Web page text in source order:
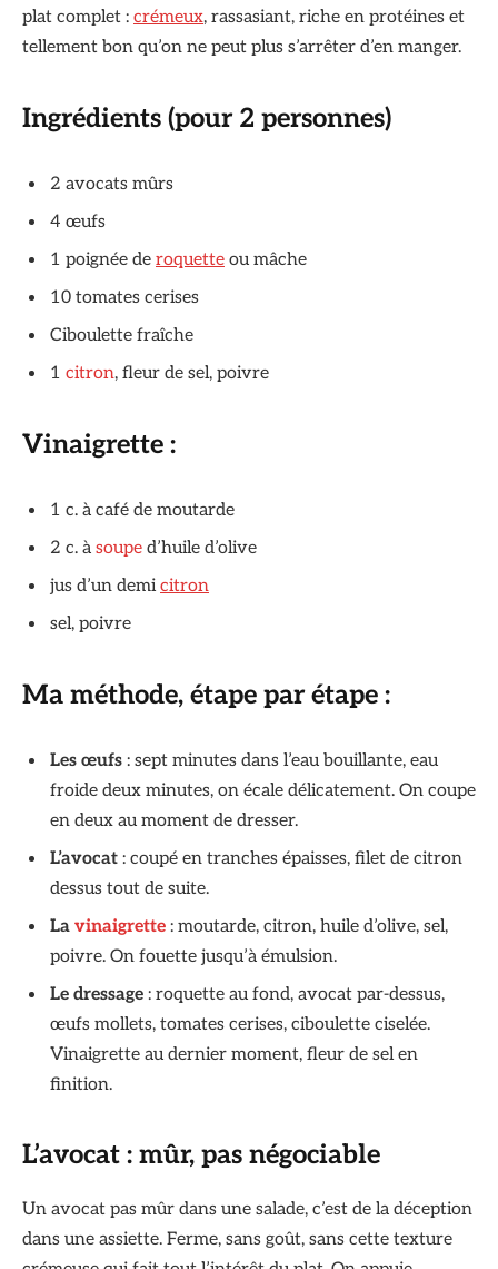
plat complet : crémeux, rassasiant, riche en protéines et
tellement bon qu’on ne peut plus s’arrêter d’en manger.
Ingrédients (pour 2 personnes)
2 avocats mûrs
4 œufs
1 poignée de roquette ou mâche
10 tomates cerises
Ciboulette fraîche
1 citron, fleur de sel, poivre
Vinaigrette :
1 c. à café de moutarde
2 c. à soupe d’huile d’olive
jus d’un demicitron
sel, poivre
Ma méthode, étape par étape :
Les œufs : sept minutes dans l’eau bouillante, eau
froide deux minutes, on écale délicatement. On coupe
en deux au moment de dresser.
L’avocat : coupé en tranches épaisses, filet de citron
dessus tout de suite.
La vinaigrette : moutarde, citron, huile d’olive, sel,
poivre. On fouette jusqu’à émulsion.
Le dressage : roquette au fond, avocat par-dessus,
œufs mollets, tomates cerises, ciboulette ciselée.
Vinaigrette au dernier moment, fleur de sel en
finition.
L’avocat : mûr, pas négociable
Un avocat pas mûr dans une salade, c’est de la déception
dans une assiette. Ferme, sans goût, sans cette texture